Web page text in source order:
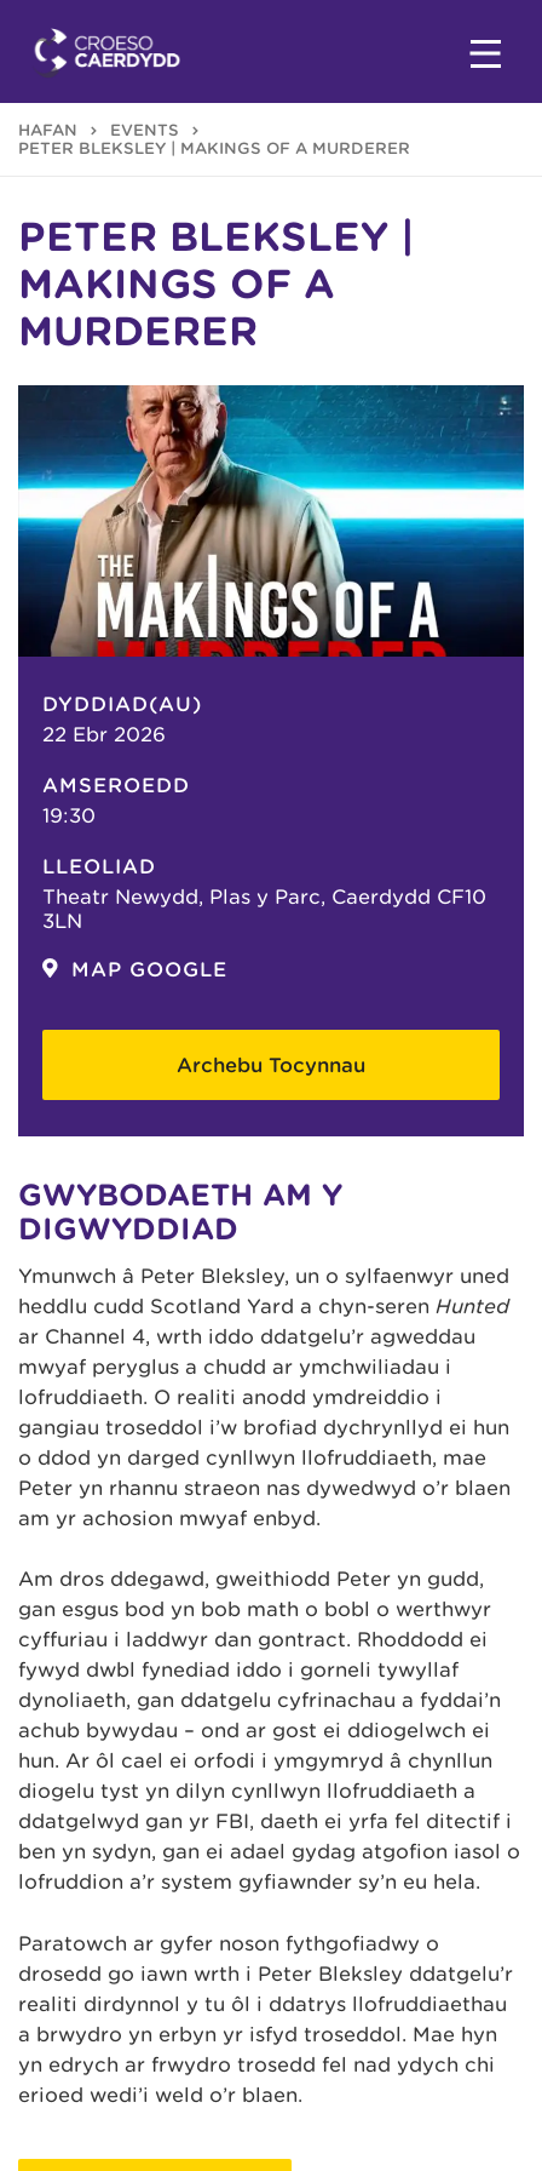
HAFAN
EVENTS
PETER BLEKSLEY | MAKINGS OF A MURDERER
PETER BLEKSLEY |
MAKINGS OF A
MURDERER
DYDDIAD(AU)
22 Ebr 2026
AMSEROEDD
19:30
LLEOLIAD
Theatr Newydd, Plas y Parc, Caerdydd CF10
3LN
MAP GOOGLE
Archebu Tocynnau
GWYBODAETH AM Y
DIGWYDDIAD
Ymunwch â Peter Bleksley, un o sylfaenwyr uned
heddlu cudd Scotland Yard a chyn-seren Hunted
ar Channel 4, wrth iddo ddatgelu’r agweddau
mwyaf peryglus a chudd ar ymchwiliadau i
lofruddiaeth. O realiti anodd ymdreiddio i
gangiau troseddol i’w brofiad dychrynllyd ei hun
o ddod yn darged cynllwyn llofruddiaeth, mae
Peter yn rhannu straeon nas dywedwyd o’r blaen
am yr achosion mwyaf enbyd.
Am dros ddegawd, gweithiodd Peter yn gudd,
gan esgus bod yn bob math o bobl o werthwyr
cyffuriau i laddwyr dan gontract. Rhoddodd ei
fywyd dwbl fynediad iddo i gorneli tywyllaf
dynoliaeth, gan ddatgelu cyfrinachau a fyddai’n
achub bywydau – ond ar gost ei ddiogelwch ei
hun. Ar ôl cael ei orfodi i ymgymryd â chynllun
diogelu tyst yn dilyn cynllwyn llofruddiaeth a
ddatgelwyd gan yr FBI, daeth ei yrfa fel ditectif i
ben yn sydyn, gan ei adael gydag atgofion iasol o
lofruddion a’r system gyfiawnder sy’n eu hela.
Paratowch ar gyfer noson fythgofiadwy o
drosedd go iawn wrth i Peter Bleksley ddatgelu’r
realiti dirdynnol y tu ôl i ddatrys llofruddiaethau
a brwydro yn erbyn yr isfyd troseddol. Mae hyn
yn edrych ar frwydro trosedd fel nad ydych chi
erioed wedi’i weld o’r blaen.